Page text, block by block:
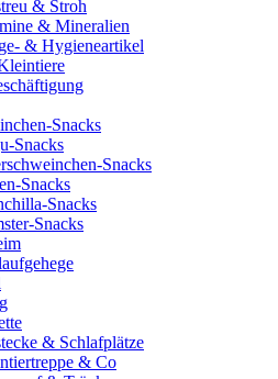
& Stroh
& Mineralien
& Hygieneartikel
Snacks
Snacks
Snacks
Snacks
Snacks
Snacks
& Schlafplätze
& Co